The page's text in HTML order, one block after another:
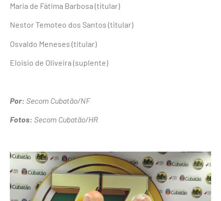
Maria de Fátima Barbosa (titular)
Nestor Temoteo dos Santos (titular)
Osvaldo Meneses (titular)
Eloisio de Oliveira (suplente)
Por: Secom Cubatão/NF
Fotos: Secom Cubatão/HR